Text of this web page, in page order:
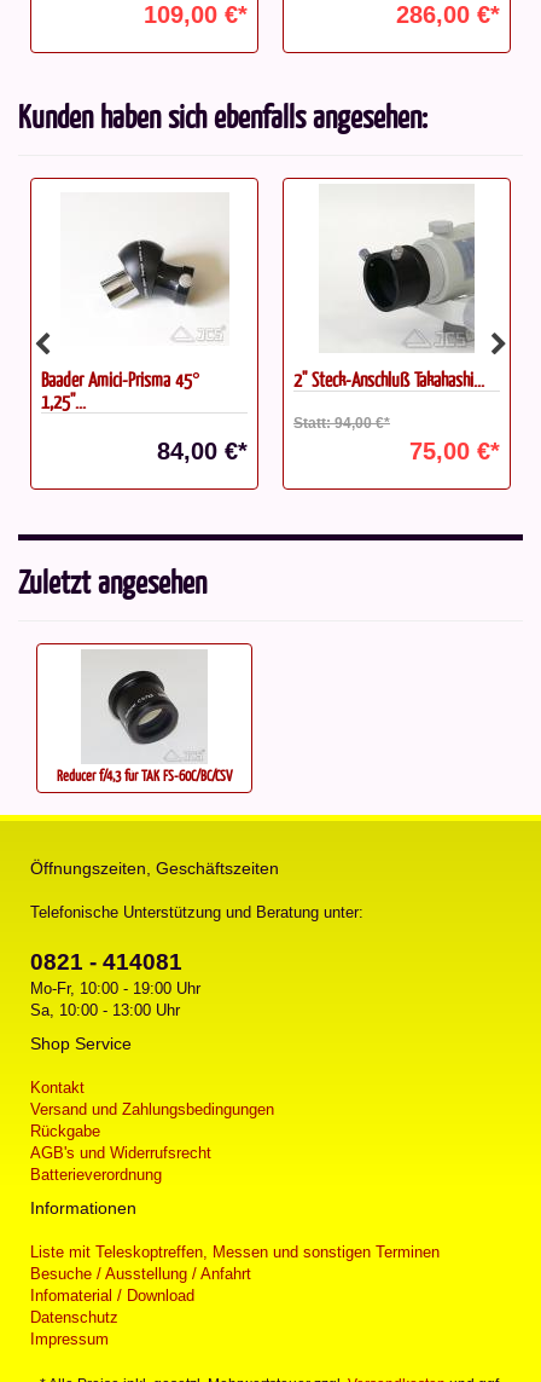
109,00 €* 286,00 €*
Kunden haben sich ebenfalls angesehen:
Baader Amici-Prisma 45°
1,25''...
84,00 €*
2'' Steck-Anschluß Takahashi...
Statt: 94,00 €*
75,00 €*
Zuletzt angesehen
Reducer f/4,3 für TAK FS-60C/BC/CSV
Öffnungszeiten, Geschäftszeiten
Telefonische Unterstützung und Beratung unter:
0821 - 414081
Mo-Fr, 10:00 - 19:00 Uhr
Sa, 10:00 - 13:00 Uhr
Shop Service
Kontakt
Versand und Zahlungsbedingungen
Rückgabe
AGB's und Widerrufsrecht
Batterieverordnung
Informationen
Liste mit Teleskoptreffen, Messen und sonstigen Terminen
Besuche / Ausstellung / Anfahrt
Infomaterial / Download
Datenschutz
Impressum